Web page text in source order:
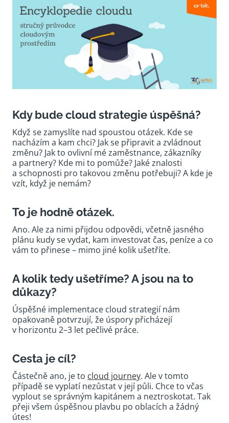
Kdy bude cloud strategie úspěšná?
Když se zamyslíte nad spoustou otázek. Kde se
nacházím a kam chci? Jak se připravit a zvládnout
změnu? Jak to ovlivní mé zaměstnance, zákazníky
a partnery? Kde mi to pomůže? Jaké znalosti
a schopnosti pro takovou změnu potřebuji? A kde je
vzít, když je nemám?
To je hodně otázek.
Ano. Ale za nimi přijdou odpovědi, včetně jasného
plánu kudy se vydat, kam investovat čas, peníze a co
vám to přinese – mimo jiné kolik ušetříte.
A kolik tedy ušetříme? A jsou na to
důkazy?
Úspěšné implementace cloud strategií nám
opakovaně potvrzují, že úspory přicházejí
v horizontu 2–3 let pečlivé práce.
Cesta je cíl?
Částečně ano, je to cloud journey. Ale v tomto
případě se vyplatí nezůstat v její půli. Chce to včas
vyplout se správným kapitánem a neztroskotat. Tak
přeji všem úspěšnou plavbu po oblacích a žádný
útes!